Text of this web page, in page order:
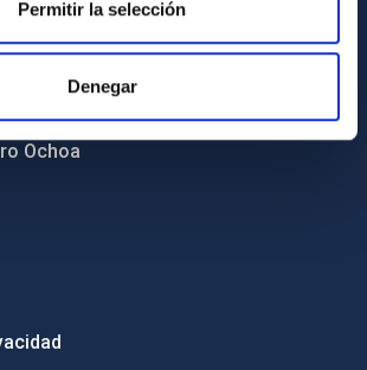
Permitir la selección
Denegar
Ochoa